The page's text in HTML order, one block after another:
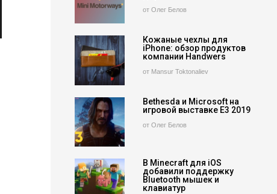
от Олег Белов
Кожаные чехлы для
iPhone: обзор продуктов
компании Handwers
от Mansur Toktonaliev
Bethesda и Microsoft на
игровой выставке E3 2019
от Олег Белов
В Minecraft для iOS
добавили поддержку
Bluetooth мышек и
клавиатур